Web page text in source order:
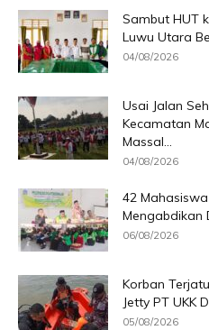
Sambut HUT
Luwu Utara
04/08/2026
Usai Jalan
Kecamatan
Massal...
04/08/2026
42
Mengabdikan
06/08/2026
Korban
Jetty PT UKK
05/08/2026